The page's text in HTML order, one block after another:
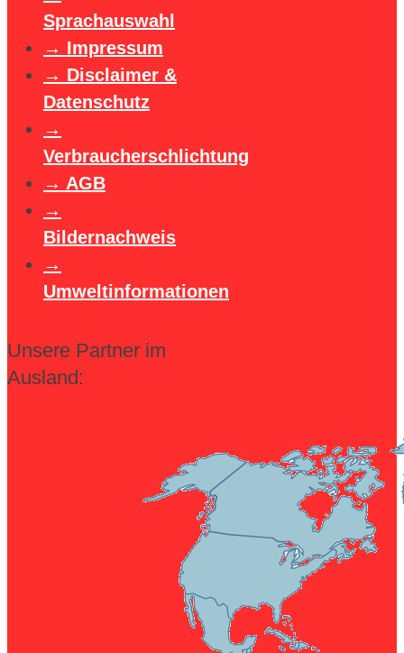
Sprachauswahl
Impressum
Disclaimer &
Datenschutz
Verbraucherschlichtung
AGB
Bildernachweis
Umweltinformationen
Unsere Partner im
Ausland: